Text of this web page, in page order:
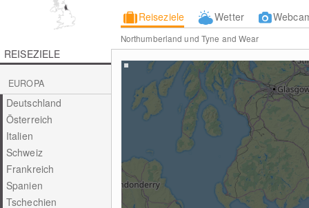
Reiseziele Wetter
Northumberland und Tyne and Wear
REISEZIELE
EUROPA
Deutschland
Österreich
Italien
Schweiz
Frankreich
Spanien
Tschechien